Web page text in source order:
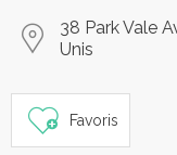
38 Park Vale
Unis
Favoris